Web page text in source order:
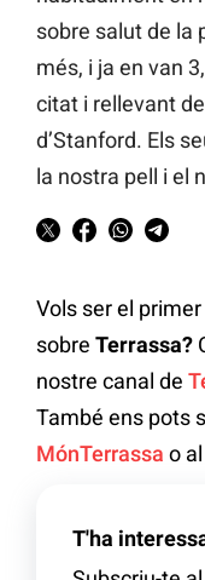
sobre salut de la
més, i ja en van
citat i rellevant
d’Stanford. Els
la nostra pell i el
Vols ser el
sobre Terrassa?
nostre canal de
També ens pots
MónTerrassa o
T'ha